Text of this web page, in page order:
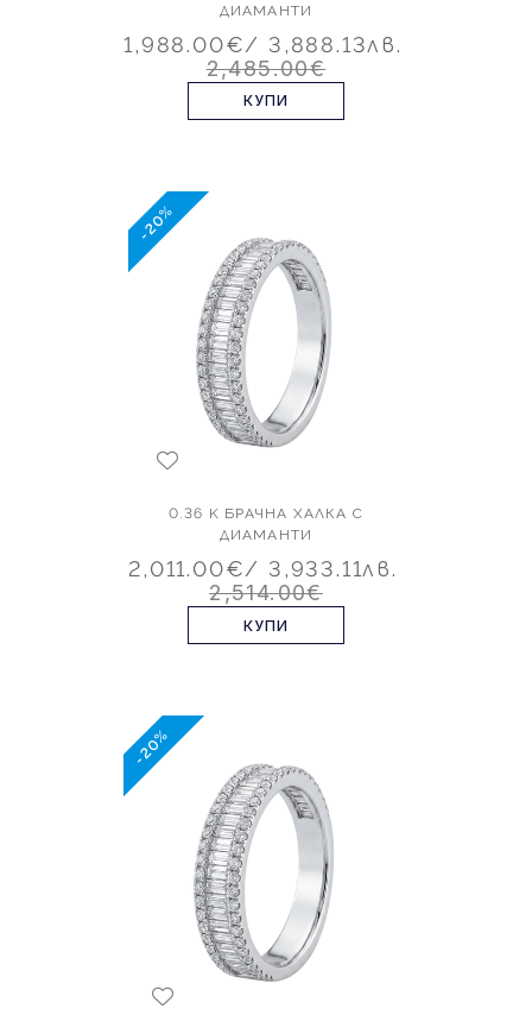
ДИАМАНТИ
1,988.00€/ 3,888.13лв.
2,485.00€
КУПИ
-20%
0.36 K БРАЧНА ХАЛКА С
ДИАМАНТИ
2,011.00€/ 3,933.11лв.
2,514.00€
КУПИ
-20%